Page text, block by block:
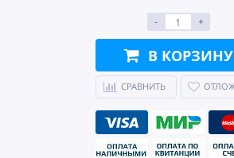
- +
В КОРЗИНУ
СРАВНИТЬ